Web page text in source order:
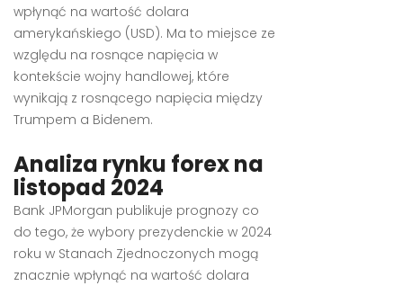
wpłynąć na wartość dolara
amerykańskiego (USD). Ma to miejsce ze
względu na rosnące napięcia w
kontekście wojny handlowej, które
wynikają z rosnącego napięcia między
Trumpem a Bidenem.
Analiza rynku forex na
listopad 2024
Bank JPMorgan publikuje prognozy co
do tego, że wybory prezydenckie w 2024
roku w Stanach Zjednoczonych mogą
znacznie wpłynąć na wartość dolara